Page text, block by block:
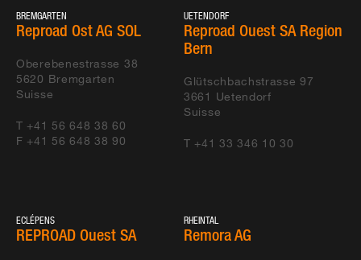
BREMGARTEN
Reproad Ost AG SOL
Oberebenestrasse 38
5620 Bremgarten
Suisse
T +41 56 648 38 60
F +41 56 648 38 90
UETENDORF
Reproad Ouest SA Region
Bern
Glütschbachstrasse 97
3661 Uetendorf
Suisse
T +41 33 346 10 30
ECLÉPENS
REPROAD Ouest SA
RHEINTAL
Remora AG